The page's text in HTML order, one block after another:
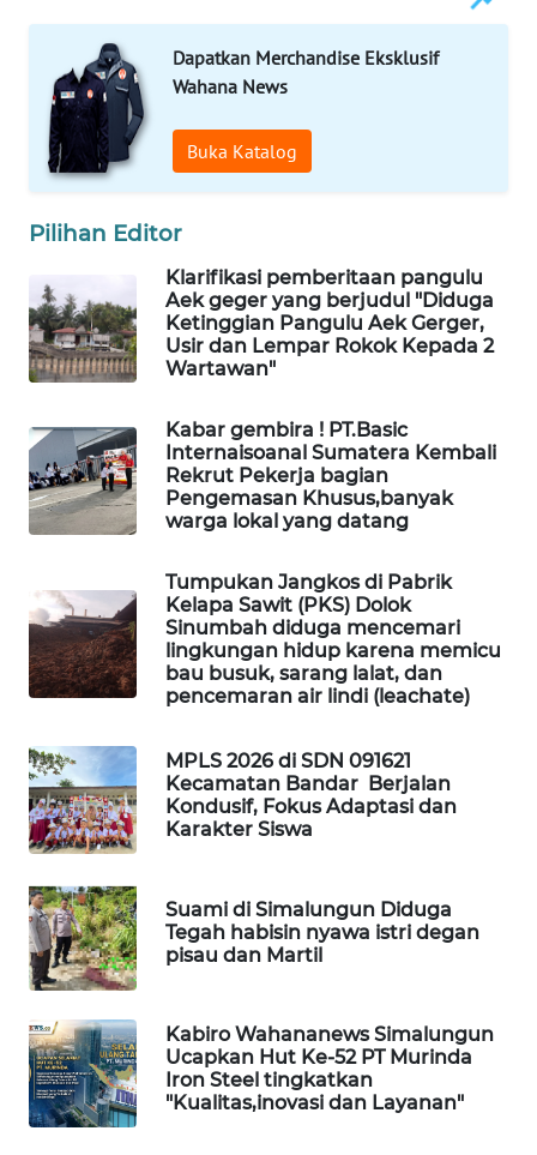
Dapatkan Merchandise Eksklusif
Wahana News
Buka Katalog
Pilihan Editor
Klarifikasi pemberitaan pangulu
Aek geger yang berjudul "Diduga
Ketinggian Pangulu Aek Gerger,
Usir dan Lempar Rokok Kepada 2
Wartawan"
Kabar gembira ! PT.Basic
Internaisoanal Sumatera Kembali
Rekrut Pekerja bagian
Pengemasan Khusus,banyak
warga lokal yang datang
Tumpukan Jangkos di Pabrik
Kelapa Sawit (PKS) Dolok
Sinumbah diduga mencemari
lingkungan hidup karena memicu
bau busuk, sarang lalat, dan
pencemaran air lindi (leachate)
MPLS 2026 di SDN 091621
Kecamatan Bandar Berjalan
Kondusif, Fokus Adaptasi dan
Karakter Siswa
Suami di Simalungun Diduga
Tegah habisin nyawa istri degan
pisau dan Martil
Kabiro Wahananews Simalungun
Ucapkan Hut Ke-52 PT Murinda
Iron Steel tingkatkan
"Kualitas,inovasi dan Layanan"
NEWS
JURNAL
MARITIM
NEWS
GARONGGANG
NEWS
ENERGI
NEWS
NEWS
BERKAT
NEWS
BERAMPU
NEWS
ANUGERAH
AKHLAK
ID
PERAPKI
NEWS
SONYA
ASA